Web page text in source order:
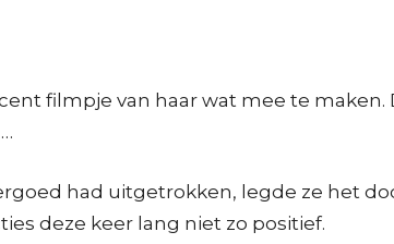
filmpje van haar wat mee te
had uitgetrokken, legde ze het
deze keer lang niet zo positief.